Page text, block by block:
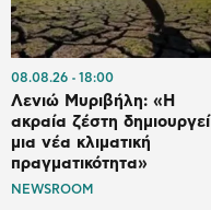
08.08.26 18:00
Λενιώ Μυριβήλη: «Η
ακραία ζέστη δημιουργεί
μια νέα κλιματική
πραγματικότητα»
NEWSROOM